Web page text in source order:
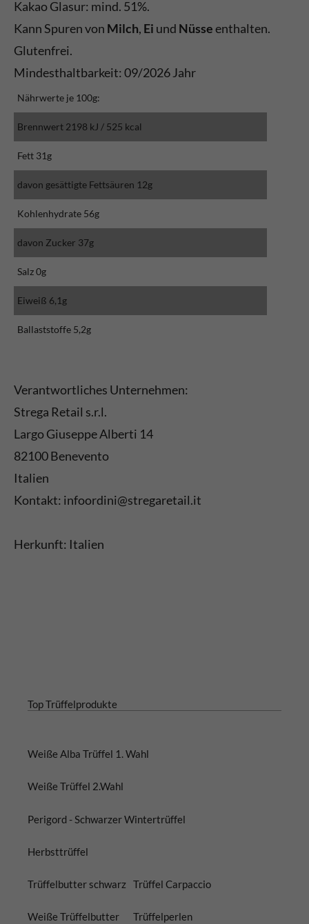
Kakao Glasur: mind. 51%.
Kann Spuren von Milch, Ei und Nüsseenthalten.
Glutenfrei.
Mindesthaltbarkeit: 09/2026 Jahr
Nährwerte je 100g:
Brennwert 2198 kJ / 525 kcal
Fett 31g
davon gesättigte Fettsäuren 12g
Kohlenhydrate 56g
davon Zucker 37g
Salz 0g
Eiweiß 6,1g
Ballaststoffe 5,2g
Verantwortliches Unternehmen:
Strega Retail s.r.l.
Largo Giuseppe Alberti 14
82100 Benevento
Italien
Kontakt: infoordini@stregaretail.it
Herkunft: Italien
Top Trüffelprodukte
Weiße Alba Trüffel 1. Wahl
Weiße Trüffel 2.Wahl
Perigord - Schwarzer Wintertrüffel
Herbsttrüffel
Trüffelbutter schwarz
Weiße Trüffelbutter
Trüffel Carpaccio
Trüffelperlen